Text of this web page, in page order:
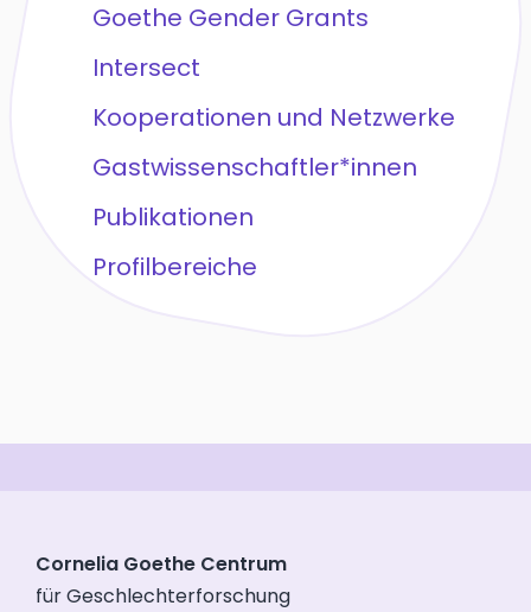
Goethe Gender Grants
Intersect
Kooperationen und Netzwerke
Gastwissenschaftler*innen
Publikationen
Profilbereiche
Cornelia Goethe Centrum
für Geschlechterforschung